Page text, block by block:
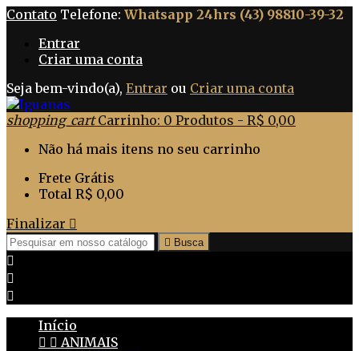
Contato Telefone: Whatsapp 24hrs (43) 98810-39-32
Entrar
Criar uma conta
Seja bem-vindo(a), Entrar ou Criar uma conta
shopping_cart Carrinho: 0 Produtos - R$ 0,00
Não há mais itens no seu carrinho
Frete Grátis
Total R$ 0,00
Finalizar 
 Busca



Início
  ANIMAIS